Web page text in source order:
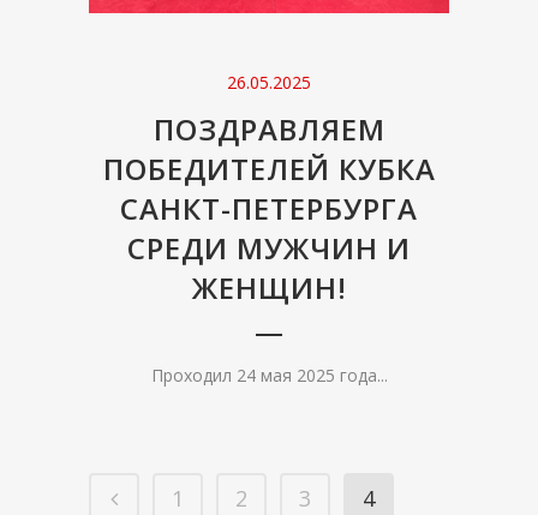
26.05.2025
ПОЗДРАВЛЯЕМ
ПОБЕДИТЕЛЕЙ КУБКА
САНКТ-ПЕТЕРБУРГА
СРЕДИ МУЖЧИН И
ЖЕНЩИН!
Проходил 24 мая 2025 года...
1 2 3
4